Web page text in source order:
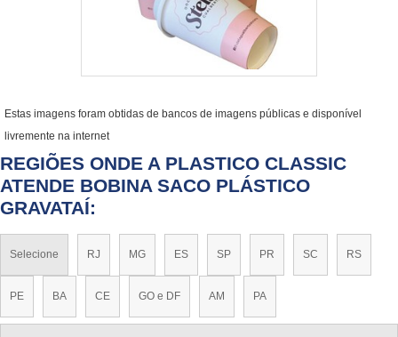
Estas imagens foram obtidas de bancos de imagens públicas e disponível
livremente na internet
REGIÕES ONDE A PLASTICO CLASSIC
ATENDE BOBINA SACO PLÁSTICO
GRAVATAÍ:
Selecione RJ MG ES SP PR SC RS
PE BA CE GO e DF AM PA